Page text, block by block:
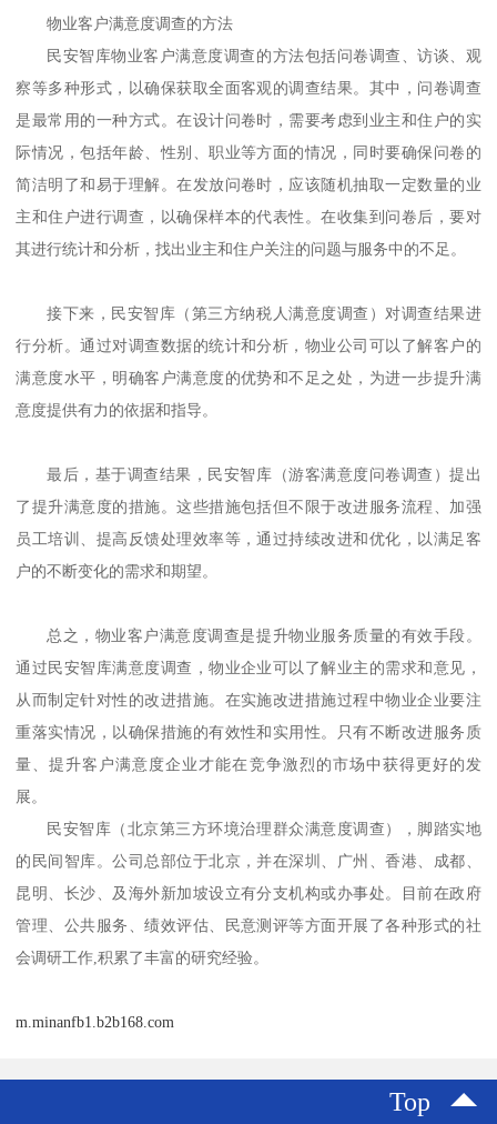
物业客户满意度调查的方法
民安智库物业客户满意度调查的方法包括问卷调查、访谈、观
察等多种形式，以确保获取全面客观的调查结果。其中，问卷调查
是最常用的一种方式。在设计问卷时，需要考虑到业主和住户的实
际情况，包括年龄、性别、职业等方面的情况，同时要确保问卷的
简洁明了和易于理解。在发放问卷时，应该随机抽取一定数量的业
主和住户进行调查，以确保样本的代表性。在收集到问卷后，要对
其进行统计和分析，找出业主和住户关注的问题与服务中的不足。
接下来， 民安智库（第三方纳税人满意度调查） 对调查结果进
行分析。通过对调查数据的统计和分析，物业公司可以了解客户的
满意度水平，明确客户满意度的优势和不足之处，为进一步提升满
意度提供有力的依据和指导。
最后，基于调查结果， 民安智库（游客满意度问卷调查）提出
了提升满意度的措施。这些措施包括但不限于改进服务流程、加强
员工培训、提高反馈处理效率等，通过持续改进和优化，以满足客
户的不断变化的需求和期望。
总之，物业客户满意度调查是提升物业服务质量的有效手段。
通过 民安智库满意度调查，物业企业可以了解业主的需求和意见，
从而制定针对性的改进措施。在实施改进措施过程中物业企业要注
重落实情况，以确保措施的有效性和实用性。只有不断改进服务质
量、提升客户满意度企业才能在竞争激烈的市场中获得更好的发
展。
民安智库 （北京第三方环境治理群众满意度调查）
，脚踏实地
的民间智库。公司总部位于北京，并在深圳、广州、香港、成都、
昆明、长沙、及海外新加坡设立有分支机构或办事处。目前在政府
管理、公共服务、绩效评估、民意测评等方面开展了各种形式的社
会调研工作 ,积累了丰富的研究经验。
m.minanfb1.b2b168.com
Top